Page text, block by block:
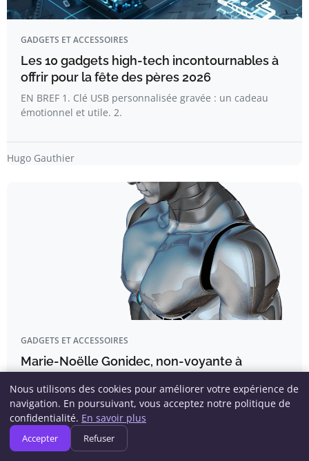
GADGETS ET ACCESSOIRES
Les 10 gadgets high-tech incontournables à
offrir pour la fête des pères 2026
EN BREF 1. Clé USB personnalisée gravée : un cadeau
émotionnel et utile. 2.
Hugo Gauthier
GADGETS ET ACCESSOIRES
Marie-Noëlle Gonidec, non-voyante à
artificielle transforme notre quotidien »
L’IA transforme le quotidien des personnes non-voyantes
bien au-delà des idées…
Nous utilisons des cookies pour améliorer votre expérience de
navigation. En poursuivant, vous acceptez notre politique de
confidentialité. En savoir plus
Accepter Refuser